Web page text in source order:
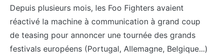
Depuis plusieurs mois, les Foo Fighters avaient
réactivé la machine à communication à grand coup
de teasing pour annoncer une tournée des grands
festivals européens (Portugal, Allemagne, Belgique...)